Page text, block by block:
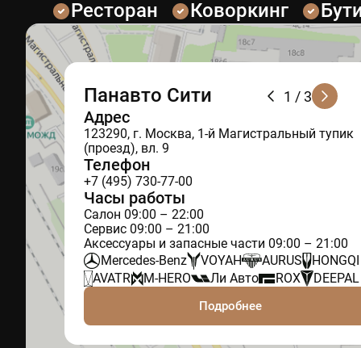
Ресторан Коворкинг
1 / 3
Панавто Сити
Адрес
123290, г. Москва, 1-й Магистральный тупик
(проезд), вл. 9
Телефон
+7 (495) 730-77-00
Часы работы
Салон 09:00 – 22:00
Сервис 09:00 – 21:00
Аксессуары и запасные части 09:00 – 21:00
Mercedes-Benz
VOYAH AURUS
HONGQI
AVATR
M-HERO Ли Авто ROX DEEPAL
Подробнее